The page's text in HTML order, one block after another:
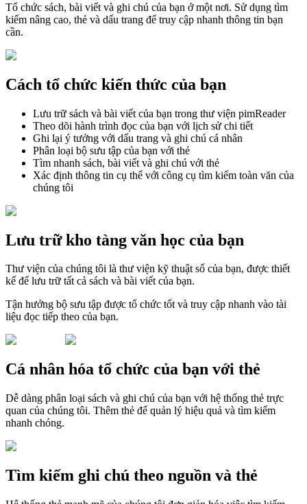
Tổ chức sách, bài viết và ghi chú của bạn ở một nơi. Sử dụng tìm
kiếm nâng cao, thẻ và dấu trang để truy cập nhanh thông tin bạn
cần.
Cách tổ chức kiến thức của bạn
Lưu trữ sách và bài viết của bạn trong thư viện pimReader
Theo dõi hành trình đọc của bạn với lịch sử chi tiết
Ghi lại ý tưởng với dấu trang và ghi chú cá nhân
Phân loại bộ sưu tập của bạn với thẻ
Tìm nhanh sách, bài viết và ghi chú với thẻ
Xác định thông tin cụ thể với công cụ tìm kiếm toàn văn của
chúng tôi
Lưu trữ kho tàng văn học của bạn
Thư viện của chúng tôi là thư viện kỹ thuật số của bạn, được thiết
kế để lưu trữ tất cả sách và bài viết của bạn.
Tận hưởng bộ sưu tập được tổ chức tốt và truy cập nhanh vào tài
liệu đọc tiếp theo của bạn.
Cá nhân hóa tổ chức của bạn với thẻ
Dễ dàng phân loại sách và ghi chú của bạn với hệ thống thẻ trực
quan của chúng tôi. Thêm thẻ để quản lý hiệu quả và tìm kiếm
nhanh chóng.
Tìm kiếm ghi chú theo nguồn và thẻ